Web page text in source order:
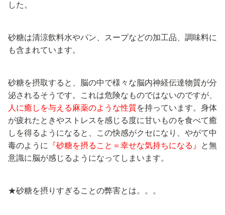
した。
砂糖は清涼飲料水やパン、スープなどの加工品、調味料に
も含まれています。
砂糖を摂取すると、脳の中で様々な脳内神経伝達物質が分
泌されるそうです。これは危険なものではないのですが、
人に癒しを与える麻薬のような性質を持っています。身体
が疲れたときやストレスを感じる度に甘いものを食べて癒
しを得るようになると、この快感がクセになり、やがて中
毒のように
『砂糖を摂ること＝幸せな気持ちになる』
と無
意識に脳が感じるようになってしまいます。
★砂糖を摂りすぎることの弊害とは。。。